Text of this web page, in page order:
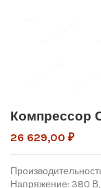
Компрессор
26 629,00 ₽
Напряжение: 380 В,